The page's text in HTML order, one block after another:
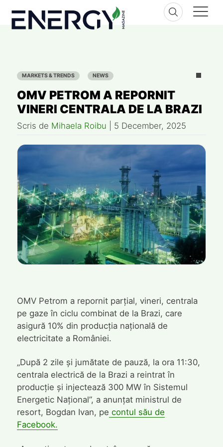
content
MARKETS & TRENDS NEWS
OMV PETROM A REPORNIT
VINERI CENTRALA DE LA BRAZI
Scris de Mihaela Roibu 5 December, 2025
OMV Petrom a repornit parțial, vineri, centrala
pe gaze în ciclu combinat de la Brazi, care
asigură 10% din producția națională de
electricitate a României.
„După 2 zile și jumătate de pauză, la ora 11:30,
centrala electrică de la Brazi a reintrat în
producție și injectează 300 MW în Sistemul
Energetic Național”, a anunțat ministrul de
resort, Bogdan Ivan, pe contul său de
Facebook.